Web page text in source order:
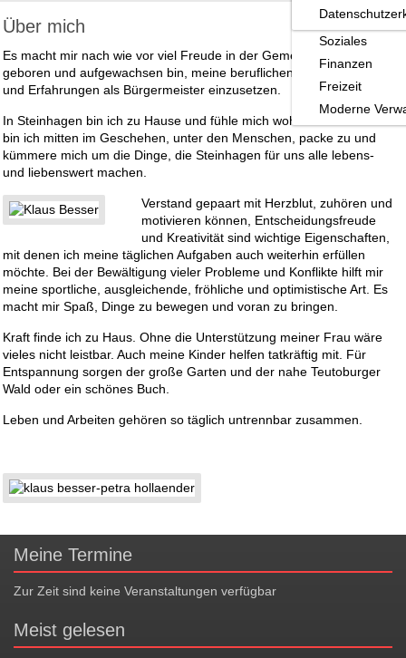
Familie
Soziales
Finanzen
Freizeit
Moderne
Über mich
Es macht mir nach wie vor viel Freude in der Gemeinde, in der ich
geboren und aufgewachsen bin, meine beruflichen Kompetenzen
und Erfahrungen als Bürgermeister einzusetzen.
In Steinhagen bin ich zu Hause und fühle mich wohl. Am liebsten
bin ich mitten im Geschehen, unter den Menschen, packe zu und
kümmere mich um die Dinge, die Steinhagen für uns alle lebens-
und liebenswert machen.
Verstand gepaart mit Herzblut, zuhören und
motivieren können, Entscheidungsfreude
und Kreativität sind wichtige Eigenschaften,
mit denen ich meine täglichen Aufgaben auch weiterhin erfüllen
möchte. Bei der Bewältigung vieler Probleme und Konflikte hilft mir
meine sportliche, ausgleichende, fröhliche und optimistische Art. Es
macht mir Spaß, Dinge zu bewegen und voran zu bringen.
Kraft finde ich zu Haus. Ohne die Unterstützung meiner Frau wäre
vieles nicht leistbar. Auch meine Kinder helfen tatkräftig mit. Für
Entspannung sorgen der große Garten und der nahe Teutoburger
Wald oder ein schönes Buch.
Leben und Arbeiten gehören so täglich untrennbar zusammen.
Meine Termine
Zur Zeit sind keine Veranstaltungen verfügbar
Meist gelesen